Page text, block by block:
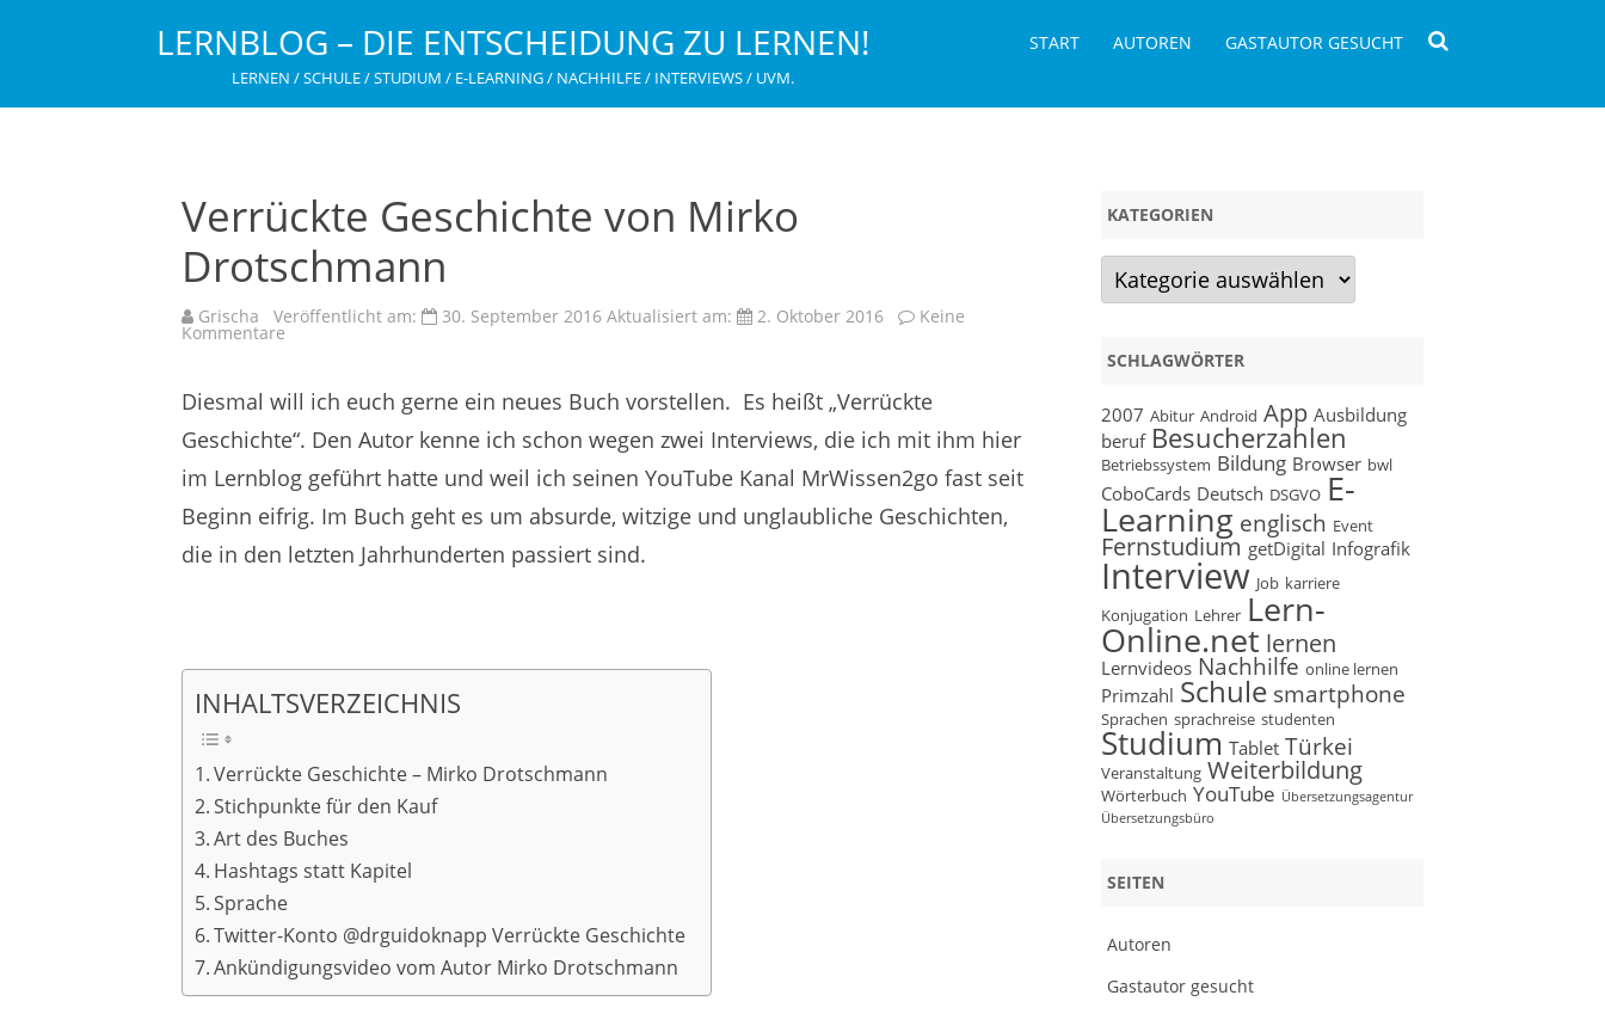
LERNBLOG – DIE ENTSCHEIDUNG ZU LERNEN!
LERNEN / SCHULE / STUDIUM / E-LEARNING / NACHHILFE / INTERVIEWS / UVM.
START AUTOREN GASTAUTOR GESUCHT
Verrückte Geschichte von Mirko
Drotschmann
Grischa Veröffentlicht am: 30. September 2016 Aktualisiert am: 2. Oktober 2016 Keine
Kommentare
Mirko
Drotschmann
Diesmal will ich euch gerne ein neues Buch vorstellen. Es heißt „Verrückte
Geschichte“. Den Autor kenne ich schon wegen zwei Interviews, die ich mit ihm hier
im Lernblog geführt hatte und weil ich seinen YouTube Kanal MrWissen2go fast seit
Beginn eifrig. Im Buch geht es um absurde, witzige und unglaubliche Geschichten,
die in den letzten Jahrhunderten passiert sind.
INHALTSVERZEICHNIS
Verrückte Geschichte – Mirko Drotschmann
Stichpunkte für den Kauf
Art des Buches
Hashtags statt Kapitel
Sprache
Twitter-Konto @drguidoknapp Verrückte Geschichte
Ankündigungsvideo vom Autor Mirko Drotschmann
KATEGORIEN
Kategorien
SCHLAGWÖRTER
2007 Abitur Android App Ausbildung
beruf Besucherzahlen
Betriebssystem Bildung Browser bwl
CoboCards Deutsch DSGVO E-
Learning englisch Event
Fernstudium getDigital Infografik
Interview Job karriere
Konjugation Lehrer Lern-
Online.net lernen
Lernvideos Nachhilfe online lernen
Primzahl Schule smartphone
Sprachen sprachreise studenten
Studium Tablet Türkei
Veranstaltung Weiterbildung
Wörterbuch YouTube Übersetzungsagentur
Übersetzungsbüro
SEITEN
Autoren
Gastautor gesucht